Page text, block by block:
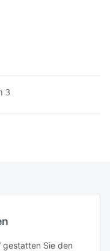
3
gestatten Sie den